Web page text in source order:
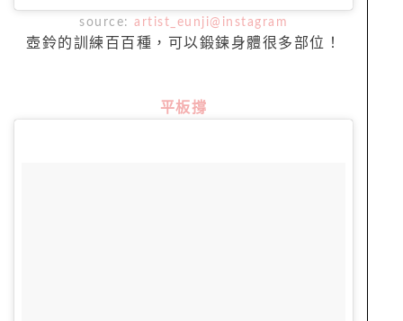
source: artist_eunji@instagram
壺鈴的訓練百百種，可以鍛鍊身體很多部位！
平板撐